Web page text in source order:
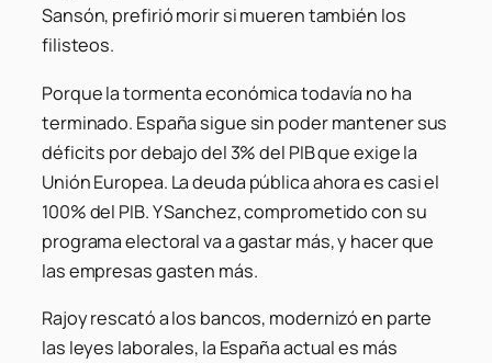
Sansón, prefirió morir si mueren también los
filisteos.
Porque la tormenta económica todavía no ha
terminado. España sigue sin poder mantener sus
déficits por debajo del 3% del PIB que exige la
Unión Europea. La deuda pública ahora es casi el
100% del PIB. Y Sanchez, comprometido con su
programa electoral va a gastar más, y hacer que
las empresas gasten más.
Rajoy rescató a los bancos, modernizó en parte
las leyes laborales, la España actual es más